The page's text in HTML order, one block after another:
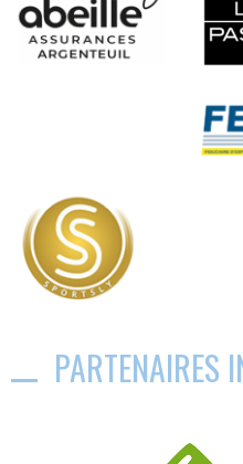
PARTENAIRES